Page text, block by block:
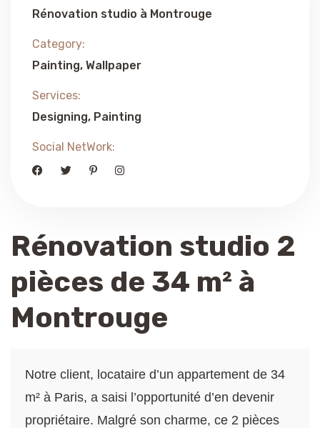
Rénovation studio à Montrouge
Category:
Painting Wallpaper
Services:
Designing Painting
Social NetWork:
Rénovation studio 2
pièces de 34 m² à
Montrouge
Notre client, locataire d’un appartement de 34
m² à Paris, a saisi l’opportunité d’en devenir
propriétaire. Malgré son charme, ce 2 pièces